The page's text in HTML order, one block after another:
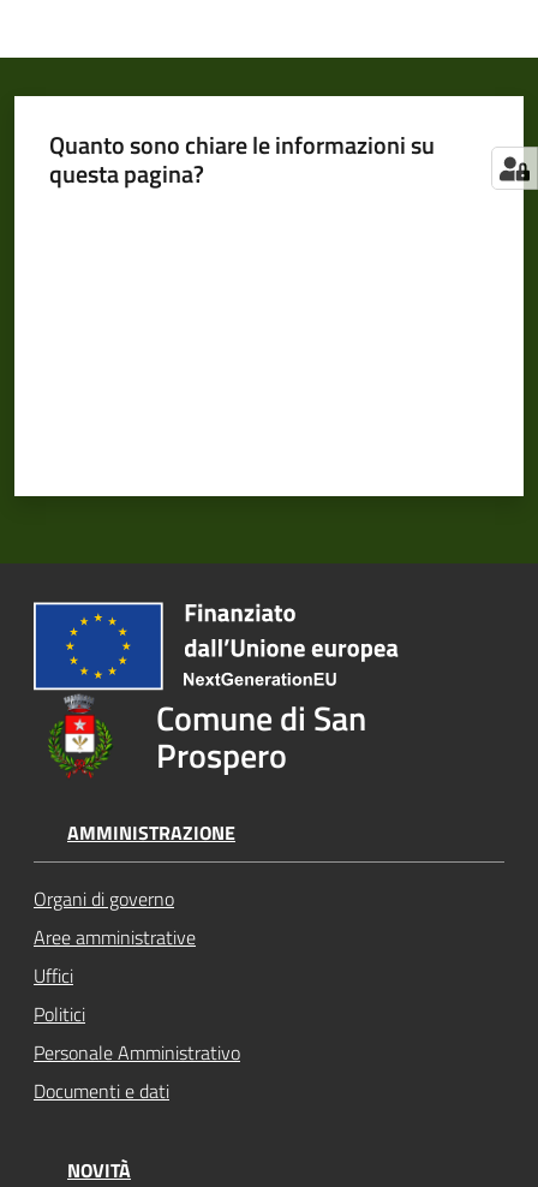
Quanto sono chiare le informazioni su
questa pagina?
Comune di San
Prospero
AMMINISTRAZIONE
Organi di governo
Aree amministrative
Uffici
Politici
Personale Amministrativo
Documenti e dati
NOVITÀ